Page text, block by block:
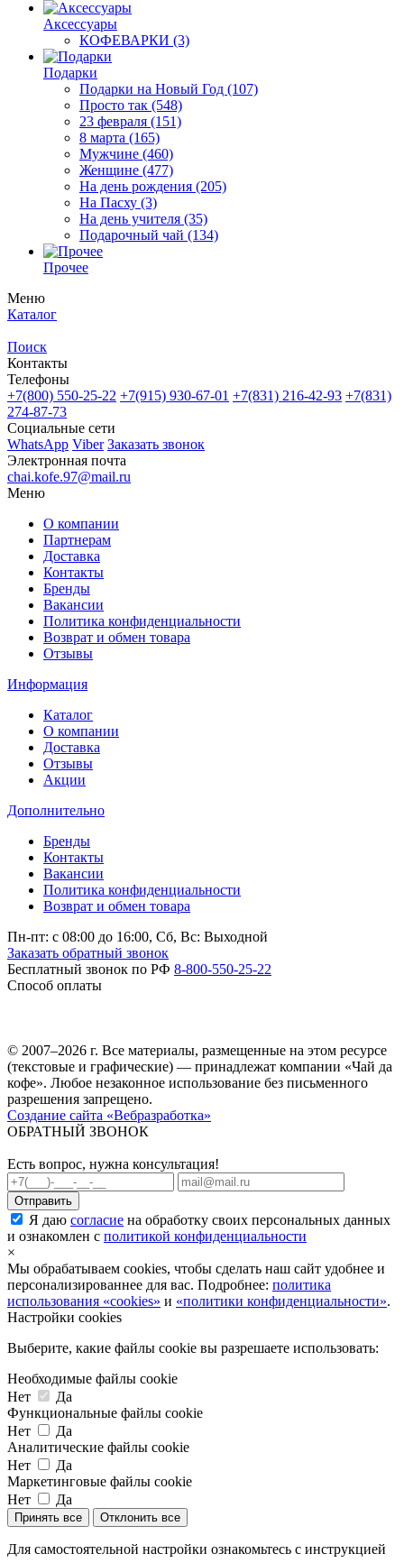
Аксессуары
КОФЕВАРКИ (3)
Подарки
Подарки на Новый Год (107)
Просто так (548)
23 февраля (151)
8 марта (165)
Мужчине (460)
Женщине (477)
На день рождения (205)
На Пасху (3)
На день учителя (35)
Подарочный чай (134)
Прочее
Меню
Каталог
Поиск
Контакты
Телефоны
+7(800) 550-25-22 +7(915) 930-67-01 +7(831) 216-42-93 +7(831)
274-87-73
Социальные сети
WhatsApp Viber Заказать звонок
Электронная почта
chai.kofe.97@mail.ru
Меню
О компании
Партнерам
Доставка
Контакты
Бренды
Вакансии
Политика конфиденциальности
Возврат и обмен товара
Отзывы
Информация
Каталог
О компании
Доставка
Отзывы
Акции
Дополнительно
Бренды
Контакты
Вакансии
Политика конфиденциальности
Возврат и обмен товара
Пн-пт: c 08:00 до 16:00, Сб, Вс: Выходной
Заказать обратный звонок
Бесплатный звонок по РФ 8-800-550-25-22
Способ оплаты
© 2007–2026 г. Все материалы, размещенные на этом ресурсе
(текстовые и графические) — принадлежат компании «Чай да
кофе». Любое незаконное использование без письменного
разрешения запрещено.
Создание сайта «Вебразработка»
ОБРАТНЫЙ ЗВОНОК
Есть вопрос, нужна консультация!
Я даю согласие на обработку своих персональных данных
и ознакомлен с политикой конфиденциальности
×
Мы обрабатываем cookies, чтобы сделать наш сайт удобнее и
персонализированнее для вас. Подробнее: политика
использования «cookies» и «политики конфиденциальности».
Настройки cookies
Выберите, какие файлы cookie вы разрешаете использовать:
Необходимые файлы cookie
Нет
Да
Функциональные файлы cookie
Нет
Да
Аналитические файлы cookie
Нет
Да
Маркетинговые файлы cookie
Нет
Да
Принять все Отклонить все
Для самостоятельной настройки ознакомьтесь с инструкцией